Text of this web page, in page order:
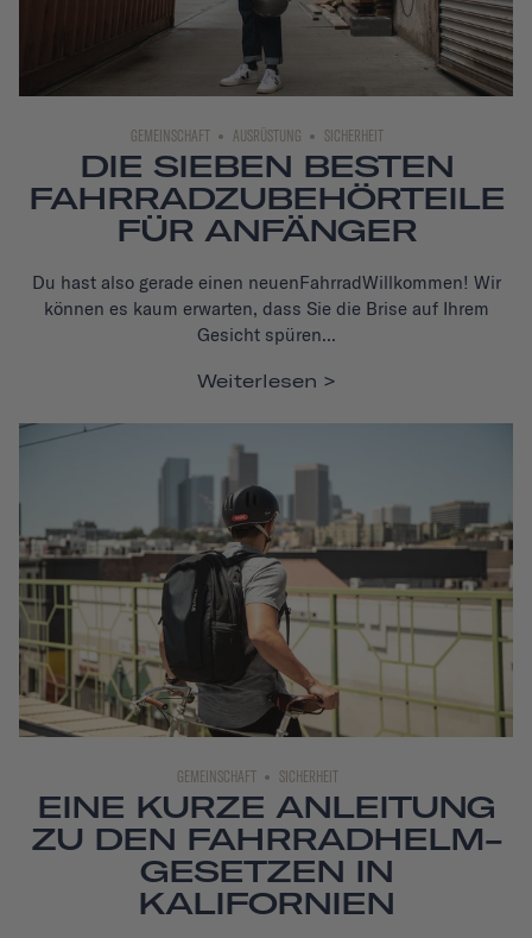
GEMEINSCHAFT AUSRÜSTUNG SICHERHEIT
DIE SIEBEN BESTEN
FAHRRADZUBEHÖRTEILE
FÜR ANFÄNGER
Du hast also gerade einen neuenFahrradWillkommen! Wir
können es kaum erwarten, dass Sie die Brise auf Ihrem
Gesicht spüren...
Weiterlesen
GEMEINSCHAFT SICHERHEIT
EINE KURZE ANLEITUNG
ZU DEN FAHRRADHELM-
GESETZEN IN
KALIFORNIEN